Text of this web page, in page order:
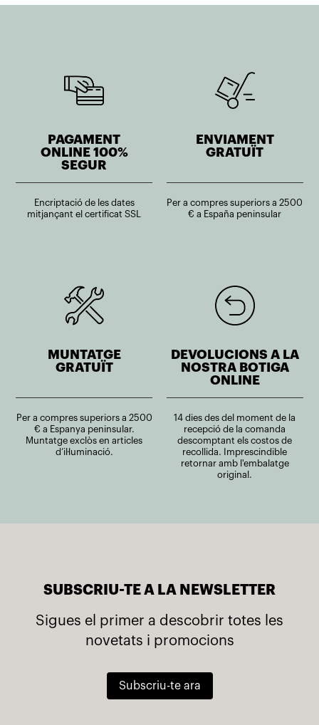
PAGAMENT
ONLINE 100%
SEGUR
Encriptació de les dates
mitjançant el certificat SSL
ENVIAMENT
GRATUÏT
Per a compres superiors a 2500
€ a España peninsular
MUNTATGE
GRATUÏT
Per a compres superiors a 2500
€ a Espanya peninsular.
Muntatge exclòs en articles
d’il·luminació.
DEVOLUCIONS A LA
NOSTRA BOTIGA
ONLINE
14 dies des del moment de la
recepció de la comanda
descomptant els costos de
recollida. Imprescindible
retornar amb l'embalatge
original.
SUBSCRIU-TE A LA NEWSLETTER
Sigues el primer a descobrir totes les
novetats i promocions
Subscriu-te ara